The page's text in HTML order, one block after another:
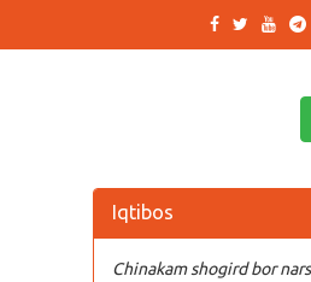
Iqtibos
Chinakam shogird bor